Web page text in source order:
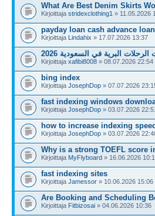
What Are Best Denim Skirts
Kirjoittaja stridexclothing1 » 11.05.2026
payday loan cash advance loan
Kirjoittaja Lindahix » 17.07.2026 13:37
البرية في السعودية 2026
Kirjoittaja xafibi8008 » 08.07.2026 22:54
bing index
Kirjoittaja JosephDop » 07.07.2026
fast indexing windows
Kirjoittaja JosephDop » 03.07.2026
how to increase indexing
Kirjoittaja JosephDop » 03.07.2026
Why is a strong TOEFL score
Kirjoittaja MyFlyboard » 16.06.2026
fast indexing sites
Kirjoittaja Jamessor » 10.06.2026 15:06
Are Booking and Scheduling
Kirjoittaja Fitbizosai » 04.06.2026 10:36